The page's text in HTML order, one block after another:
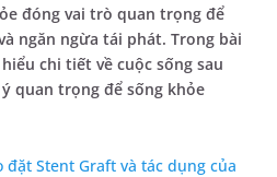
đóng vai trò quan trọng để
ngăn ngừa tái phát. Trong bài
chi tiết về cuộc sống sau
quan trọng để sống khỏe
đặt Stent Graft và tác dụng của